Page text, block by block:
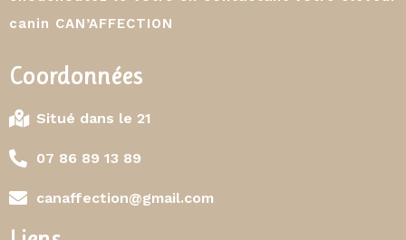
canin CAN’AFFECTION
Coordonnées
Situé dans le 21
07 86 89 13 89
canaffection@gmail.com